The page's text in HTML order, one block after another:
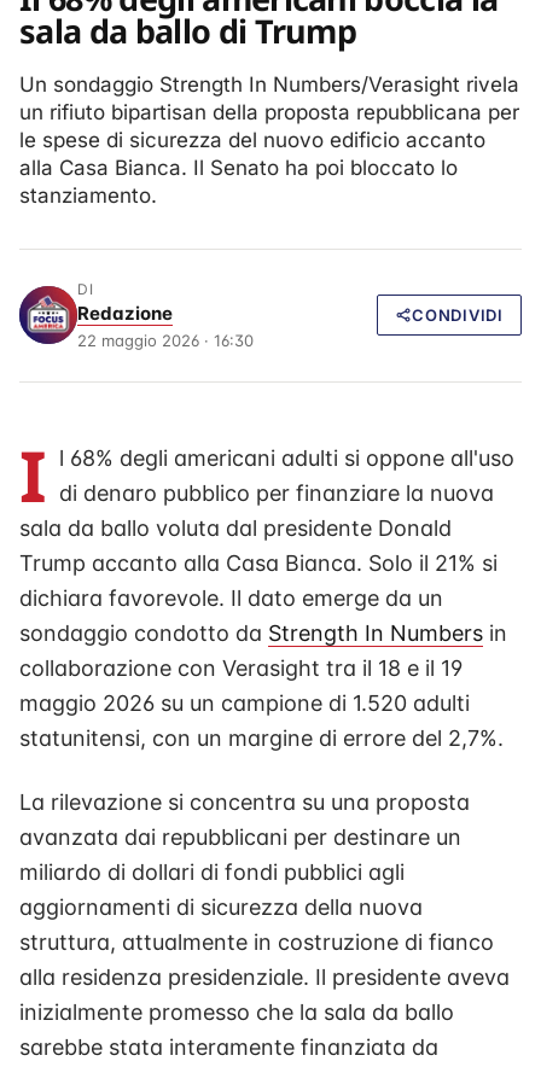
sala da ballo di Trump
Un sondaggio Strength In Numbers/Verasight rivela
un rifiuto bipartisan della proposta repubblicana per
le spese di sicurezza del nuovo edificio accanto
alla Casa Bianca. Il Senato ha poi bloccato lo
stanziamento.
DI
Redazione
22 maggio 2026 · 16:30
CONDIVIDI
I
l 68% degli americani adulti si oppone all'uso
di denaro pubblico per finanziare la nuova
sala da ballo voluta dal presidente Donald
Trump accanto alla Casa Bianca. Solo il 21% si
dichiara favorevole. Il dato emerge da un
sondaggio condotto da Strength In Numbers in
collaborazione con Verasight tra il 18 e il 19
maggio 2026 su un campione di 1.520 adulti
statunitensi, con un margine di errore del 2,7%.
La rilevazione si concentra su una proposta
avanzata dai repubblicani per destinare un
miliardo di dollari di fondi pubblici agli
aggiornamenti di sicurezza della nuova
struttura, attualmente in costruzione di fianco
alla residenza presidenziale. Il presidente aveva
inizialmente promesso che la sala da ballo
sarebbe stata interamente finanziata da